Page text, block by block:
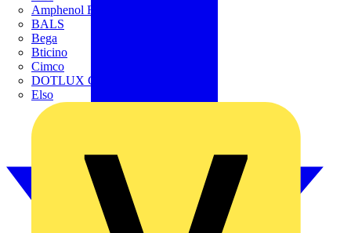
Amphenol FTG
BALS
Bega
Bticino
Cimco
DOTLUX GmbH
Elso